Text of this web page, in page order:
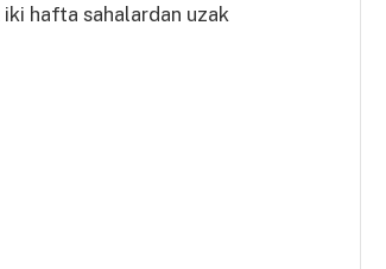
hafta sahalardan uzak